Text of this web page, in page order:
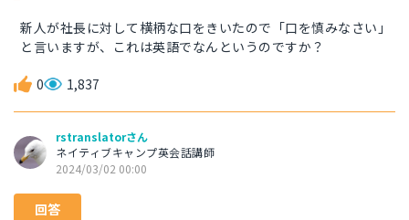
新人が社長に対して横柄な口をきいたので「口を慎みなさい」
と言いますが、これは英語でなんというのですか？
0 1,837
rstranslatorさん
ネイティブキャンプ英会話講師
2024/03/02 00:00
回答